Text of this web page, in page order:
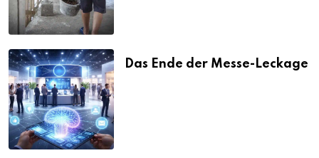
Das Ende der Messe-Leckage